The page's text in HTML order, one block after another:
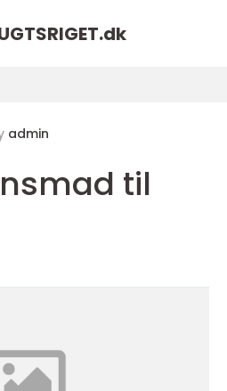
dk
admin
til